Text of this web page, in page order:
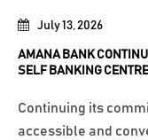
July 13, 2026
AMANA BANK
SELF BANKING
Continuing its
accessible and